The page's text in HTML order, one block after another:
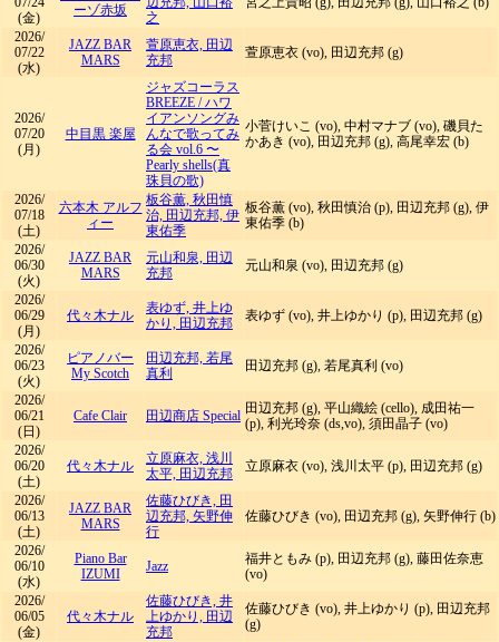
(金)
ーゾ赤坂
之
2026/
07/22
(水)
JAZZ BAR
MARS
萱原恵衣, 田辺
充邦
萱原恵衣 (vo), 田辺充邦 (g)
2026/
07/20
(月)
中目黒 楽屋
ジャズコーラス
BREEZE /ハワ
イアンソングみ
んなで歌ってみ
る会 vol.6 〜
Pearly shells(真
珠貝の歌)
小菅けいこ (vo), 中村マナブ (vo), 磯貝た
かあき (vo), 田辺充邦 (g), 高尾幸宏 (b)
2026/
07/18
(土)
六本木 アルフ
ィー
板谷薫, 秋田慎
治, 田辺充邦, 伊
東佑季
板谷薫 (vo), 秋田慎治 (p), 田辺充邦 (g), 伊
東佑季 (b)
2026/
06/30
(火)
JAZZ BAR
MARS
元山和泉, 田辺
充邦
元山和泉 (vo), 田辺充邦 (g)
2026/
06/29
(月)
代々木ナル
表ゆず, 井上ゆ
かり, 田辺充邦
表ゆず (vo), 井上ゆかり (p), 田辺充邦 (g)
2026/
06/23
(火)
ピアノバー
My Scotch
田辺充邦, 若尾
真利
田辺充邦 (g), 若尾真利 (vo)
2026/
06/21
(日)
Cafe Clair 田辺商店 Special 田辺充邦 (g), 平山織絵 (cello), 成田祐一
(p), 利光玲奈 (ds,vo), 須田晶子 (vo)
2026/
06/20
(土)
代々木ナル
立原麻衣, 浅川
太平, 田辺充邦
立原麻衣 (vo), 浅川太平 (p), 田辺充邦 (g)
2026/
06/13
(土)
JAZZ BAR
MARS
佐藤ひびき, 田
辺充邦, 矢野伸
行
佐藤ひびき (vo), 田辺充邦 (g), 矢野伸行 (b)
2026/
06/10
(水)
Piano Bar
IZUMI
Jazz
福井ともみ (p), 田辺充邦 (g), 藤田佐奈恵
(vo)
2026/
06/05
(金)
代々木ナル
佐藤ひびき, 井
上ゆかり, 田辺
充邦
佐藤ひびき (vo), 井上ゆかり (p), 田辺充邦
(g)